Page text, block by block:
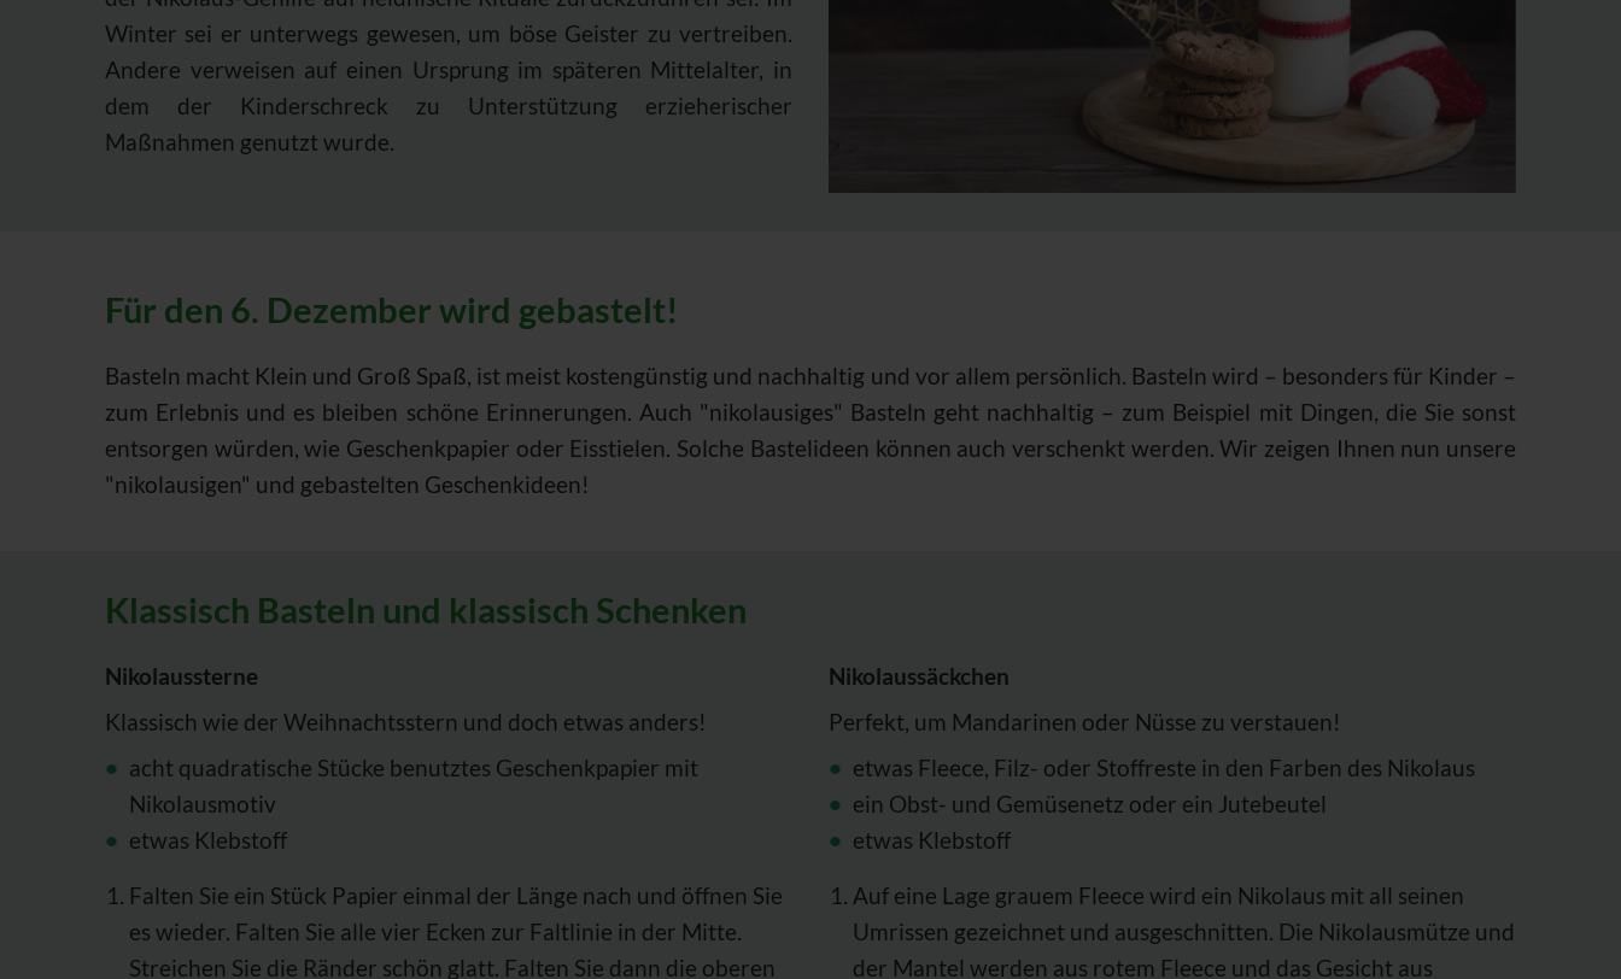
Winter sei er unterwegs gewesen, um böse Geister zu vertreiben.
Andere verweisen auf einen Ursprung im späteren Mittelalter, in
dem der Kinderschreck zu Unterstützung erzieherischer
Maßnahmen genutzt wurde.
Für den 6. Dezember wird gebastelt!
Basteln macht Klein und Groß Spaß, ist meist kostengünstig und nachhaltig und vor allem persönlich. Basteln wird – besonders für Kinder –
zum Erlebnis und es bleiben schöne Erinnerungen. Auch "nikolausiges" Basteln geht nachhaltig – zum Beispiel mit Dingen, die Sie sonst
entsorgen würden, wie Geschenkpapier oder Eisstielen. Solche Bastelideen können auch verschenkt werden. Wir zeigen Ihnen nun unsere
"nikolausigen" und gebastelten Geschenkideen!
Klassisch Basteln und klassisch Schenken
Nikolaussterne
Klassisch wie der Weihnachtsstern und doch etwas anders!
acht quadratische Stücke benutztes Geschenkpapier mit
Nikolausmotiv
etwas Klebstoff
Falten Sie ein Stück Papier einmal der Länge nach und öffnen Sie
es wieder. Falten Sie alle vier Ecken zur Faltlinie in der Mitte.
Streichen Sie die Ränder schön glatt. Falten Sie dann die oberen
Nikolaussäckchen
Perfekt, um Mandarinen oder Nüsse zu verstauen!
etwas Fleece, Filz- oder Stoffreste in den Farben des Nikolaus
ein Obst- und Gemüsenetz oder ein Jutebeutel
etwas Klebstoff
Auf eine Lage grauem Fleece wird ein Nikolaus mit all seinen
Umrissen gezeichnet und ausgeschnitten. Die Nikolausmütze und
der Mantel werden aus rotem Fleece und das Gesicht aus